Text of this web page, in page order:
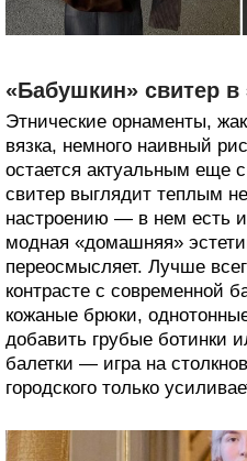
«Бабушкин» свитер в
Этнические орнаменты,
вязка, немного наивный
остается актуальным еще
свитер выглядит теплым
настроению — в нем есть
модная «домашняя»
переосмысляет. Лучше
контрасте с современной
кожаные брюки,
добавить грубые ботинки
балетки — игра на
городского только